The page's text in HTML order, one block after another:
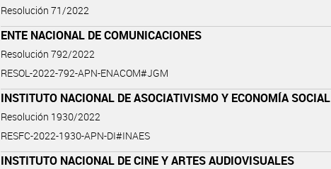
Resolución 71/2022
ENTE NACIONAL DE COMUNICACIONES
Resolución 792/2022
RESOL-2022-792-APN-ENACOM#JGM
INSTITUTO NACIONAL DE ASOCIATIVISMO Y ECONOMÍA SOCIAL
Resolución 1930/2022
RESFC-2022-1930-APN-DI#INAES
INSTITUTO NACIONAL DE CINE Y ARTES AUDIOVISUALES